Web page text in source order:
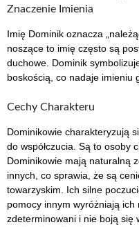
Znaczenie Imienia
Imię Dominik oznacza
noszące to imię często są
duchowe. Dominik
boskością, co nadaje imieniu
Cechy Charakteru
Dominikowie charakteryzują
do współczucia. Są to osoby
Dominikowie mają naturalną
innych, co sprawia, że są
towarzyskim. Ich silne
pomocy innym wyróżniają
zdeterminowani i nie boją się